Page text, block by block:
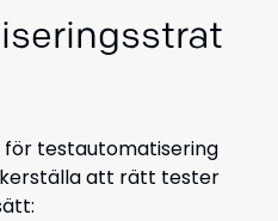
testautomatisering
att rätt tester